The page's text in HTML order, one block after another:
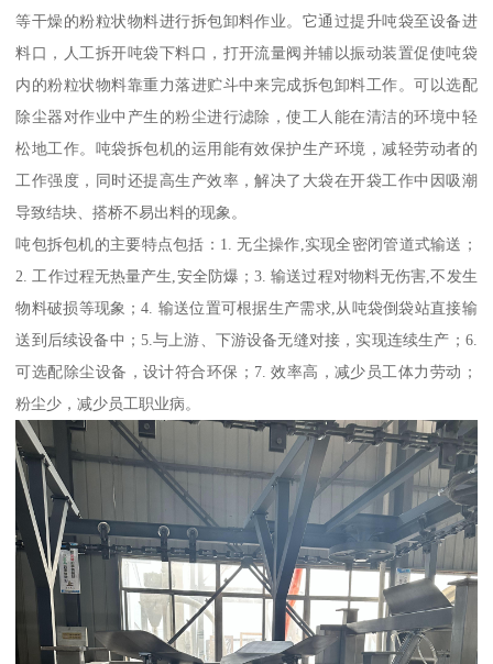
等干燥的粉粒状物料进行拆包卸料作业。它通过提升吨袋至设备进
料口，人工拆开吨袋下料口，打开流量阀并辅以振动装置促使吨袋
内的粉粒状物料靠重力落进贮斗中来完成拆包卸料工作。可以选配
除尘器对作业中产生的粉尘进行滤除，使工人能在清洁的环境中轻
松地工作。吨袋拆包机的运用能有效保护生产环境，减轻劳动者的
工作强度，同时还提高生产效率，解决了大袋在开袋工作中因吸潮
导致结块、搭桥不易出料的现象。
吨包拆包机的主要特点包括：1. 无尘操作,实现全密闭管道式输送；
2. 工作过程无热量产生,安全防爆；3. 输送过程对物料无伤害,不发生
物料破损等现象；4. 输送位置可根据生产需求,从吨袋倒袋站直接输
送到后续设备中；5.与上游、下游设备无缝对接，实现连续生产；6.
可选配除尘设备，设计符合环保；7. 效率高，减少员工体力劳动；
粉尘少，减少员工职业病。